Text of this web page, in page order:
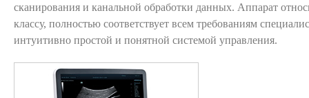
сканирования и канальной обработки данных. Аппарат
классу, полностью соответствует всем требованиям
интуитивно простой и понятной системой управления.